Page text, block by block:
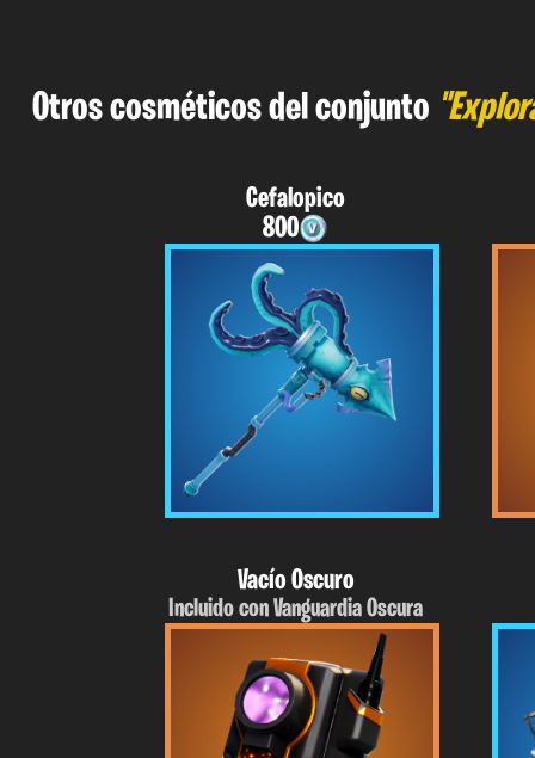
Otros cosméticos del conjunto
Cefalopico
800
Vacío Oscuro
Incluido con Vanguardia Oscura